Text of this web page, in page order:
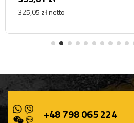
325,05 zł netto
+48 798 065 224